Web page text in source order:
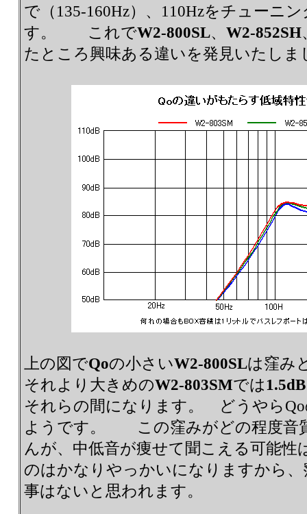
で（135-160Hz）、110Hzをチューニ
す。 これでW2-800SL、 W2-852SH
たところ興味ある違いを発見いたしま
上の図でQoの小さいW2-800SLは窪み
それより大きめのW2-803SMでは1.5dB
それらの間になります。 どうやら
ようです。 この窪みがどの程度音
んが、中低音が痩せて聞こえる可能性
のはかなりやっかいになりますから
事はないと思われます。